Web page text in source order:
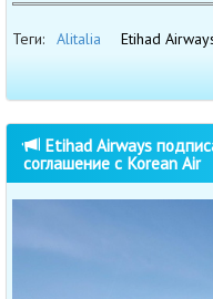
Теги: Alitalia Etihad
Etihad Airways
соглашение с Korean Air